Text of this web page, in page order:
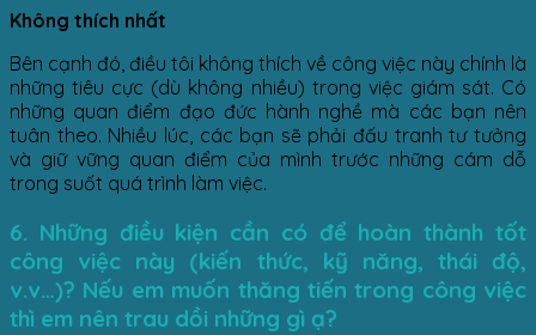
Không thích nhất
Bên cạnh đó, điều tôi không thích về công việc này chính là
những tiêu cực (dù không nhiều) trong việc giám sát. Có
những quan điểm đạo đức hành nghề mà các bạn nên
tuân theo. Nhiều lúc, các bạn sẽ phải đấu tranh tư tưởng
và giữ vững quan điểm của mình trước những cám dỗ
trong suốt quá trình làm việc.
6. Những điều kiện cần có để hoàn thành tốt
công việc này (kiến thức, kỹ năng, thái độ,
v.v…)? Nếu em muốn thăng tiến trong công việc
thì em nên trau dồi những gì ạ?